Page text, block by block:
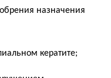
назначения
кератите;